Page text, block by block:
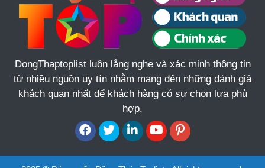
DongThaptoplist luôn lắng nghe và xác minh thông tin
từ nhiều nguồn uy tín nhằm mang đến những đánh giá
khách quan nhất để khách hàng có sự chọn lựa phù
hợp.